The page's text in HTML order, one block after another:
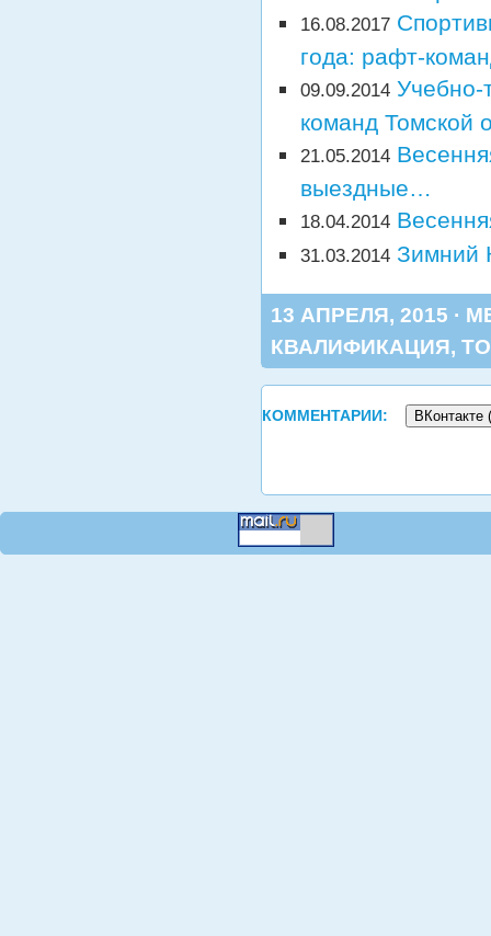
16.08.2017
года: рафт-
09.09.2014 Учебно-
команд Томской
21.05.2014
выездные…
18.04.2014
31.03.2014 Зимний
13 АПРЕЛЯ, 2015 ·
КВАЛИФИКАЦИЯ,
КОММЕНТАРИИ: ВКонтакте (